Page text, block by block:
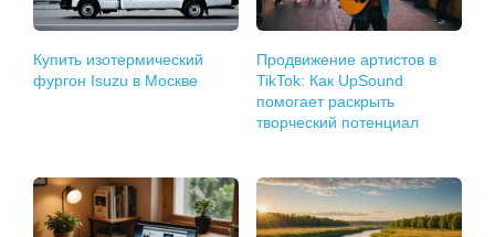
Купить изотермический
фургон Isuzu в Москве
Продвижение артистов в
TikTok: Как UpSound
помогает раскрыть
творческий потенциал